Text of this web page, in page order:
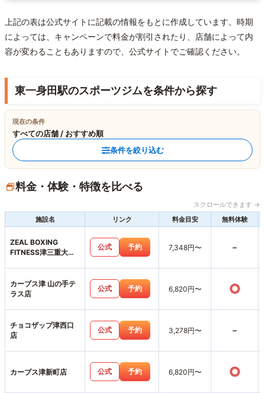
上記の表は公式サイトに記載の情報をもとに作成しています。時期
によっては、キャンペーンで料金が割引されたり、店舗によって内
容が変わることもありますので、公式サイトでご確認ください。
東一身田駅のスポーツジムを条件から探す
現在の条件
すべての店舗 / おすすめ順
条件を絞り込む
料金・体験・特徴を比べる
スクロールできます →
施設名
リンク 料金目安 無料体験
ZEAL BOXING
FITNESS津三重大前
公式 予約 7,348円〜 -
カーブス津 山の手テ
ラス店
公式 予約 6,820円〜 ○
チョコザップ津西口
店
公式 予約 3,278円〜 -
カーブス津新町店 公式 予約 6,820円〜 ○